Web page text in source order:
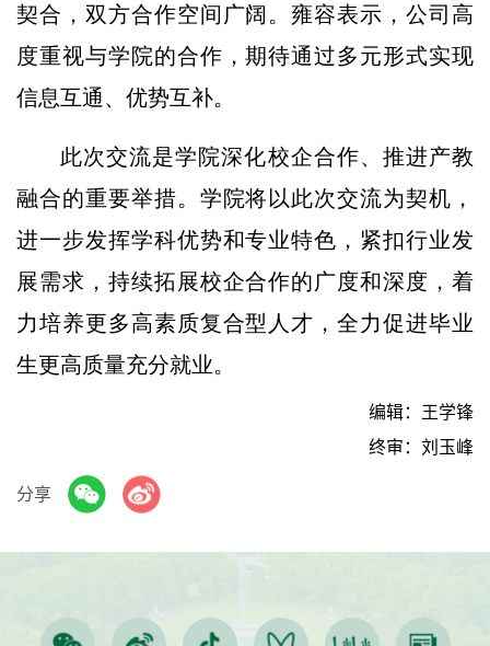
契合，双方合作空间广阔。雍容表示，公司高
度重视与学院的合作，期待通过多元形式实现
信息互通、优势互补。
此次交流是学院深化校企合作、推进产教
融合的重要举措。学院将以此次交流为契机，
进一步发挥学科优势和专业特色，紧扣行业发
展需求，持续拓展校企合作的广度和深度，着
力培养更多高素质复合型人才，全力促进毕业
生更高质量充分就业。
编辑：王学锋
终审：刘玉峰
分享